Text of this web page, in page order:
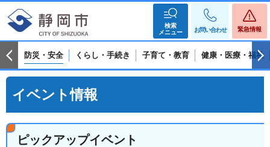
検索
メニュー
お問い合わせ 緊急情報
防災・安全 くらし・手続き 子育て・教育 健康・医療・福祉
イベント情報
ピックアップイベント